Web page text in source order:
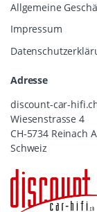
Allgemeine
Impressum
Adresse
discount-car-
Wiesenstrasse 4
CH-5734 Reinach
Schweiz